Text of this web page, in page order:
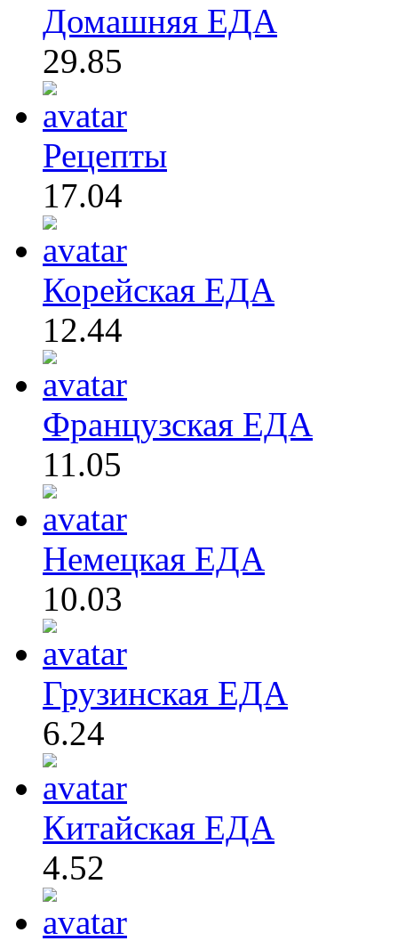
Домашняя ЕДА
29.85
Рецепты
17.04
Корейская ЕДА
12.44
Французская ЕДА
11.05
Немецкая ЕДА
10.03
Грузинская ЕДА
6.24
Китайская ЕДА
4.52